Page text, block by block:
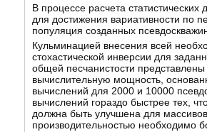
В процессе расчета
для достижения вариативности по
популяция созданных
Кульминацией внесения всей
стохастической инверсии для
общей песчанистости
вычислительную мощность,
вычислений для 2000 и 10000
вычислений гораздо быстрее тех,
должна быть улучшена для
производительностью необходимо